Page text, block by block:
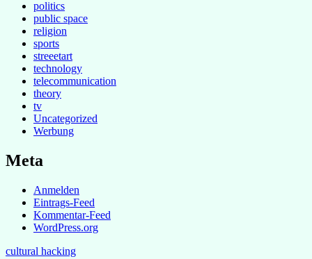
politics
public space
religion
sports
streeetart
technology
telecommunication
theory
tv
Uncategorized
Werbung
Meta
Anmelden
Eintrags-Feed
Kommentar-Feed
WordPress.org
cultural hacking